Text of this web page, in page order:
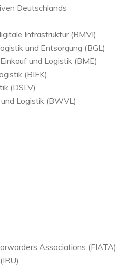
Deutschlands
Infrastruktur (BMVI)
und Entsorgung (BGL)
und Logistik (BME)
(BIEK)
(DSLV)
Logistik (BWVL)
Associations (FIATA)